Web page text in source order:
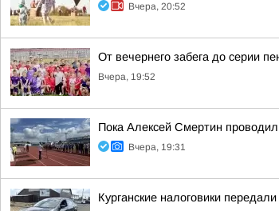
Вчера, 20:52
От вечернего забега до серии
Вчера, 19:52
Пока Алексей Смертин
Вчера, 19:31
Курганские налоговики